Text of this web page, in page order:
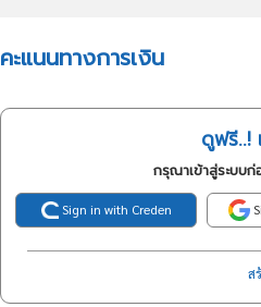
คะแนนทางการเงิน
ดูฟรี..!
กรุณาเข้าสู่ระบบ
Sign in with Creden
ส